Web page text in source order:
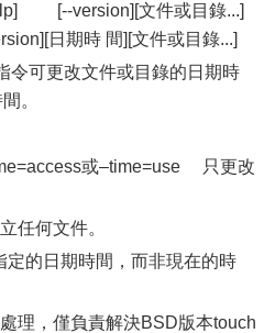
[--version][文件或目錄...]
日期時 間][文件或目錄...]
令可更改文件或目錄的日期時
。
或–time=use 只更改
任何文件。
的日期時間，而非現在的時
理，僅負責解決BSD版本touch